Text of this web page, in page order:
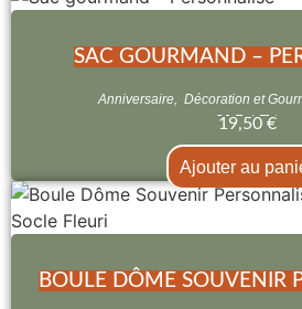
SAC GOURMAND –
Anniversaire, Décoration et
19,50 €
Ajouter au
BOULE DÔME SOUVENIR